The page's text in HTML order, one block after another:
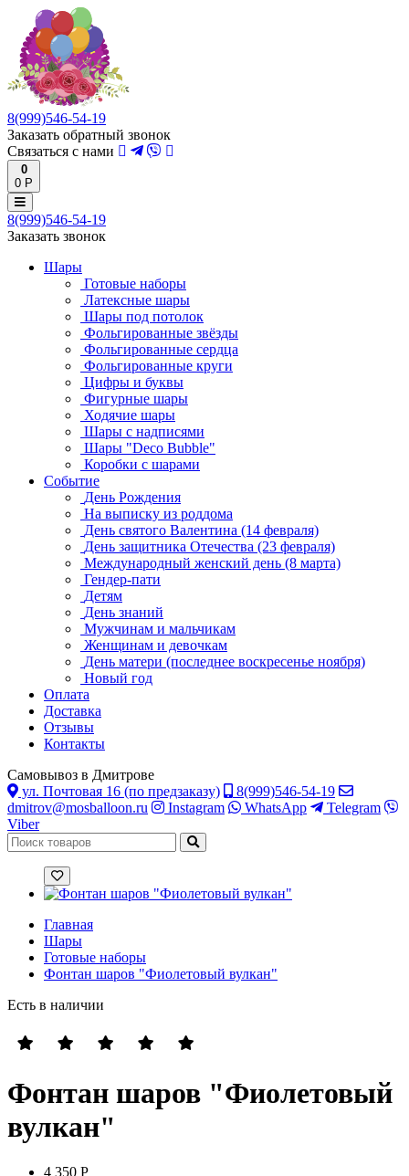
8(999)546-54-19
Заказать обратный звонок
Связаться с нами
0
0 Р
8(999)546-54-19
Заказать звонок
Шары
Готовые наборы
Латексные шары
Шары под потолок
Фольгированные звёзды
Фольгированные сердца
Фольгированные круги
Цифры и буквы
Фигурные шары
Ходячие шары
Шары с надписями
Шары "Deco Bubble"
Коробки с шарами
Событие
День Рождения
На выписку из роддома
День святого Валентина (14 февраля)
День защитника Отечества (23 февраля)
Международный женский день (8 марта)
Гендер-пати
Детям
День знаний
Мужчинам и мальчикам
Женщинам и девочкам
День матери (последнее воскресенье ноября)
Новый год
Оплата
Доставка
Отзывы
Контакты
Самовывоз в Дмитрове
ул. Почтовая 16 (по предзаказу)
8(999)546-54-19
dmitrov@mosballoon.ru
Instagram WhatsApp
Telegram
Viber
Главная
Шары
Готовые наборы
Фонтан шаров "Фиолетовый вулкан"
Есть в наличии
Фонтан шаров "Фиолетовый
вулкан"
4 350 Р